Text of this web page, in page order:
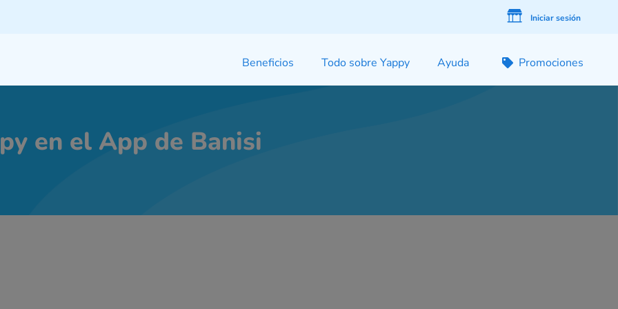
Iniciar sesión
Beneficios Todo sobre Yappy Ayuda Promociones
en el App de Banisi